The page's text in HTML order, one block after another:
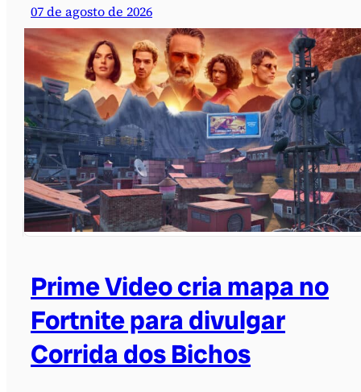
07 de agosto de 2026
Prime Video cria mapa no
Fortnite para divulgar
Corrida dos Bichos